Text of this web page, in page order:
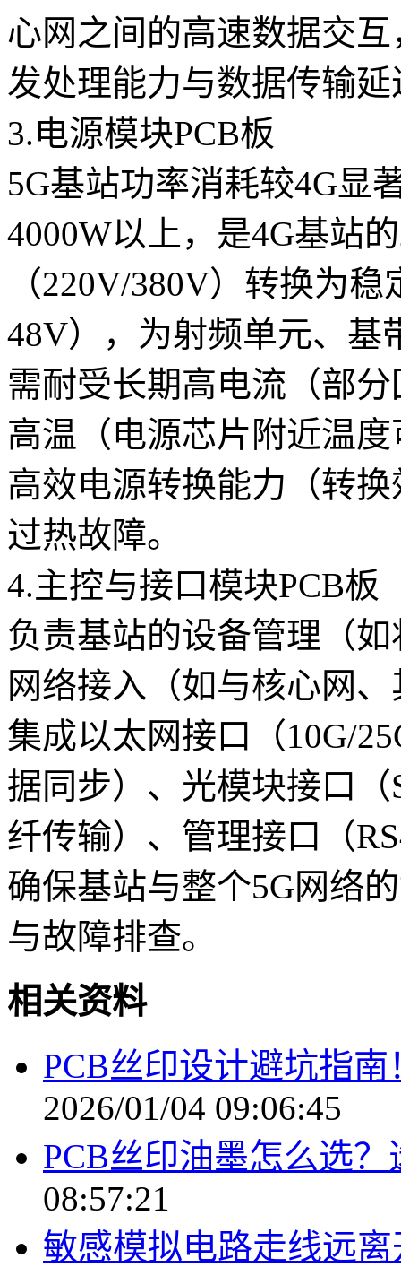
心网之间的高速数据交
发处理能力与数据传输延
3.电源模块PCB板
5G基站功率消耗较4G显
4000W以上，是4G基站
（220V/380V）转换为
48V），为射频单元、基
需耐受长期高电流（部
高温（电源芯片附近温
高效电源转换能力（转
过热故障。
4.主控与接口模块PCB板
负责基站的设备管理（
网络接入（如与核心网
集成以太网接口（10G/
据同步）、光模块接口（
纤传输）、管理接口（
确保基站与整个5G网络
与故障排查。
相关资料
PCB丝印设计避坑指
2026/01/04 09:06:45
PCB丝印油墨怎么选
08:57:21
敏感模拟电路走线远